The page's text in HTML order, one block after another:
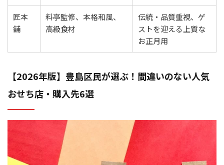
匠本
舗
料亭監修、本格和風、
高級食材
伝統・品質重視、ゲ
ストを迎える上質な
お正月用
【2026年版】豊島区民が選ぶ！間違いのない人気
おせち店・購入先6選